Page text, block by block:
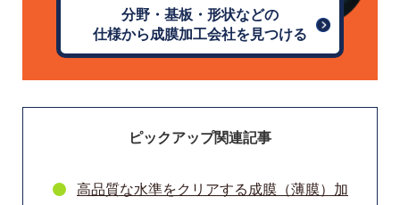
分野・基板・形状などの
仕様から成膜加工会社を見つける
ピックアップ関連記事
高品質な水準をクリアする成膜（薄膜）加